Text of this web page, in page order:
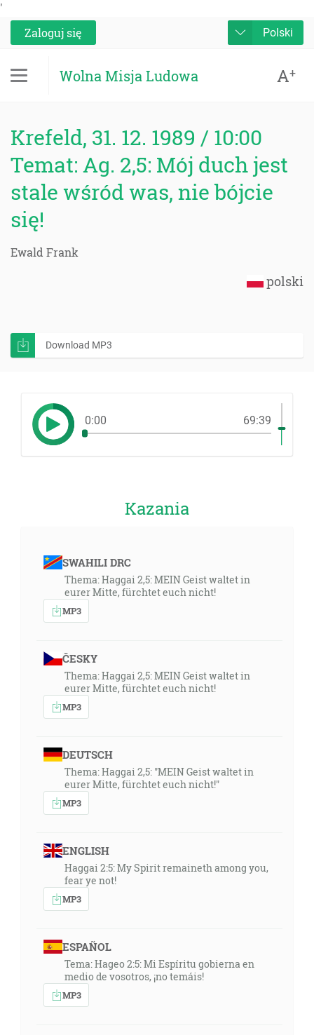
'
Zaloguj się
Polski
Wolna Misja Ludowa A+
Krefeld, 31. 12. 1989 / 10:00
Temat: Ag. 2,5: Mój duch jest
stale wśród was, nie bójcie
się!
Ewald Frank
polski
Download MP3
0:00 69:39
Kazania
SWAHILI DRC
Thema: Haggai 2,5: MEIN Geist waltet in
eurer Mitte, fürchtet euch nicht!
MP3
ČESKY
Thema: Haggai 2,5: MEIN Geist waltet in
eurer Mitte, fürchtet euch nicht!
MP3
DEUTSCH
Thema: Haggai 2,5: "MEIN Geist waltet in
eurer Mitte, fürchtet euch nicht!"
MP3
ENGLISH
Haggai 2:5: My Spirit remaineth among you,
fear ye not!
MP3
ESPAÑOL
Tema: Hageo 2:5: Mi Espíritu gobierna en
medio de vosotros, ¡no temáis!
MP3